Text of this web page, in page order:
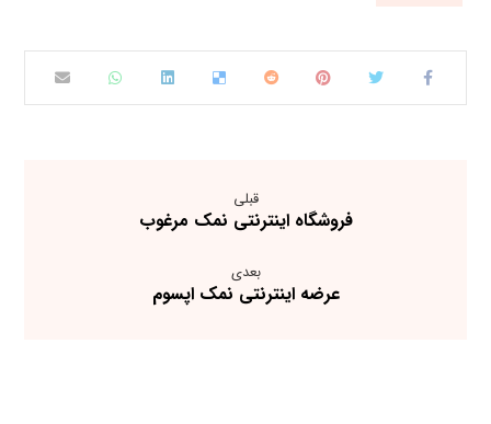
قبلی
فروشگاه اینترنتی نمک مرغوب
بعدی
عرضه اینترنتی نمک اپسوم